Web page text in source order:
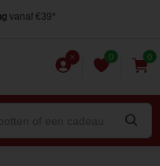
, dezelfde dag verstuurd*
0 0